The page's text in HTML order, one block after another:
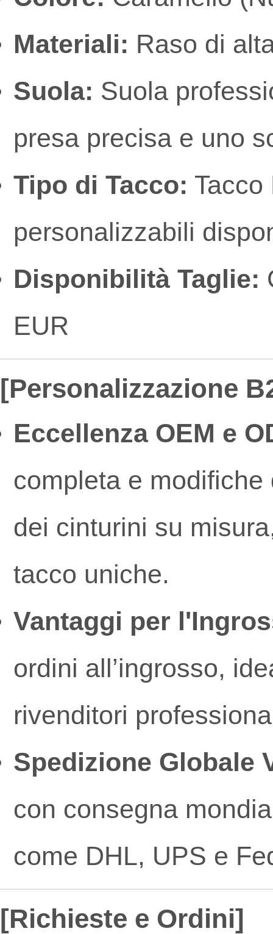
Materiali: Raso di
Suola: Suola
presa precisa e uno
Tipo di Tacco:
personalizzabili
Disponibilità Taglie:
EUR
[Personalizzazione
Eccellenza OEM e
completa e
dei cinturini su
tacco uniche.
Vantaggi per
ordini all’ingrosso,
rivenditori
Spedizione Globale
con consegna
come DHL, UPS e
[Richieste e Ordini]